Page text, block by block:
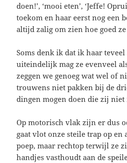
doen!’, ‘mooi eten’, ‘Jeffe!
toekom en haar eerst nog een
altijd zalig om zien hoe goed
Soms denk ik dat ik haar
uiteindelijk mag ze evenveel
zeggen we genoeg wat wel of
trouwens niet pakken bij de
dingen mogen doen die zij niet
Op motorisch vlak zijn er dus
gaat vlot onze steile trap op en
poep, maar rechtop terwijl ze
handjes vasthoudt aan de